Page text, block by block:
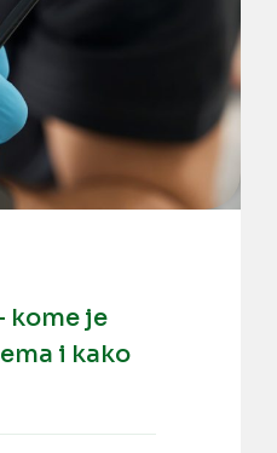
kome je
i kako